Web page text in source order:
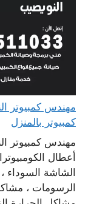
كمبيوتر بالمنزل
مهندس كمبيوتر
أعطال
الشاشة
الرسومات ،